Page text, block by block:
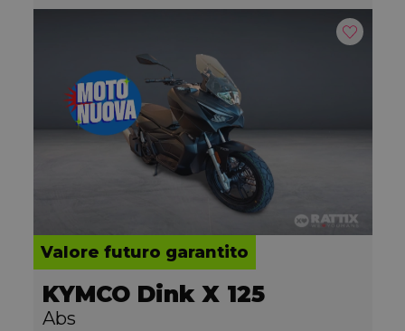
Valore futuro garantito
KYMCO Dink X 125
Abs